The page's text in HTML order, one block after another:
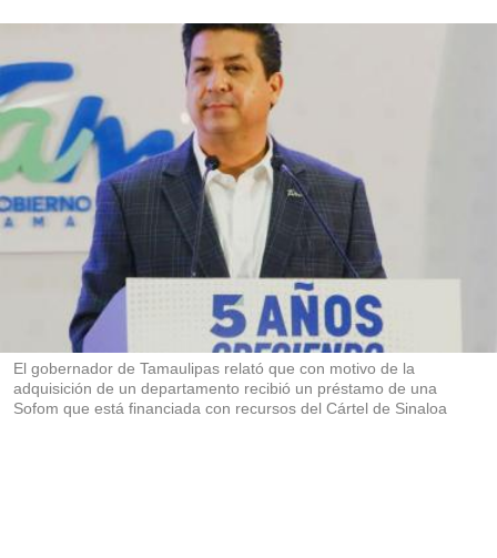
i
o
n
d
e
c
o
m
r
El gobernador de Tamaulipas relató que con motivo de la
adquisición de un departamento recibió un préstamo de una
Sofom que está financiada con recursos del Cártel de Sinaloa